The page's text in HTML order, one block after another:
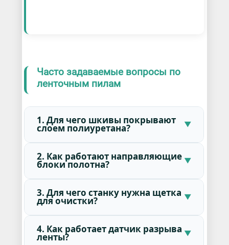
Часто задаваемые вопросы по
ленточным пилам
1. Для чего шкивы покрывают
слоем полиуретана?
2. Как работают направляющие
блоки полотна?
3. Для чего станку нужна щетка
для очистки?
4. Как работает датчик разрыва
ленты?